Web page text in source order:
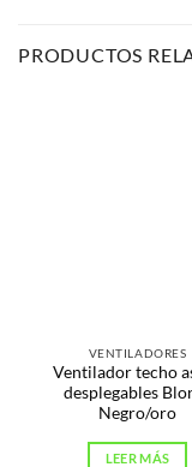
PRODUCTOS
VENTILADORES
Ventilador techo
desplegables
Negro/oro
LEER MÁS